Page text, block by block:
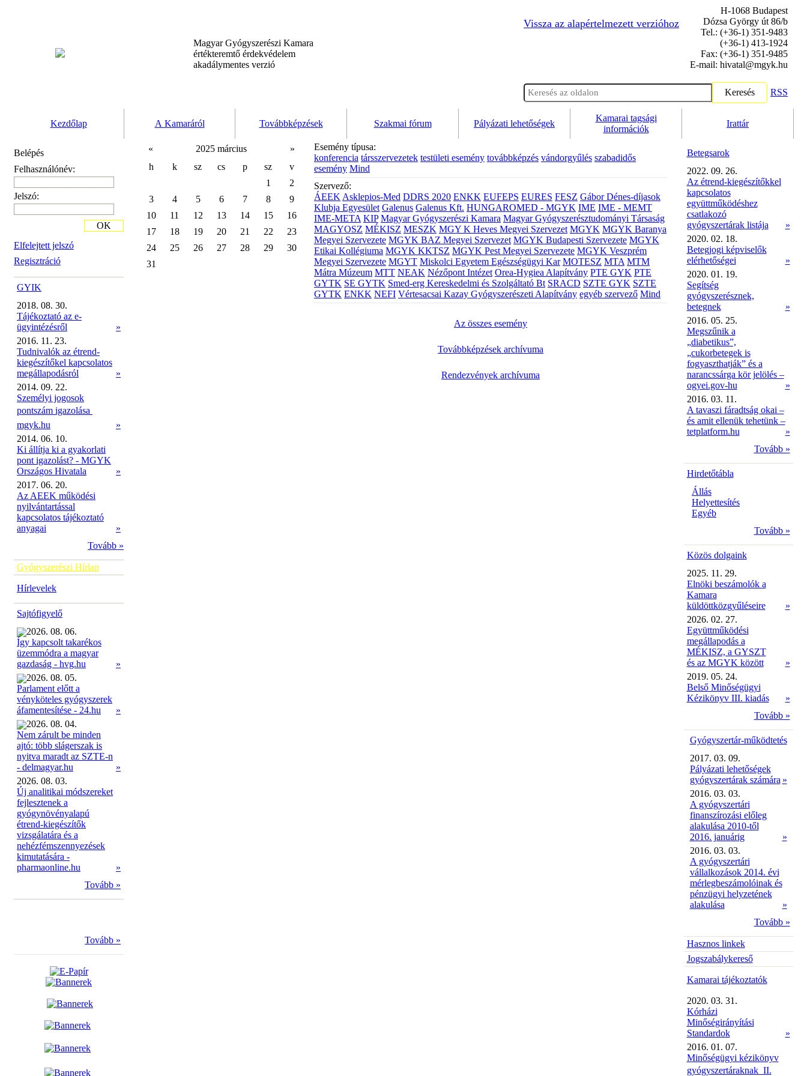
Magyar Gyógyszerészi Kamara
értékteremtő érdekvédelem
akadálymentes verzió
Vissza az alapértelmezett verzióhoz
H-1068 Budapest
Dózsa György út 86/b
Tel.: (+36-1) 351-9483
(+36-1) 413-1924
Fax: (+36-1) 351-9485
E-mail: hivatal@mgyk.hu
Keresés RSS
Kezdőlap A Kamaráról Továbbképzések Szakmai fórum Pályázati lehetőségek
Kamarai tagsági
információk
Irattár
Belépés
Felhasználónév:
Jelszó:
Elfelejtett jelszó
Regisztráció
OK
GYIK
2018. 08. 30.
Tájékoztató az e-
ügyintézésről
»
2016. 11. 23.
Tudnivalók az étrend-
kiegészítőkel kapcsolatos
megállapodásról
»
2014. 09. 22.
Személyi jogosok
pontszám igazolása 
mgyk.hu
»
2014. 06. 10.
Ki állítja ki a gyakorlati
pont igazolást? - MGYK
Országos Hivatala
»
2017. 06. 20.
Az AEEK működési
nyilvántartással
kapcsolatos tájékoztató
anyagai
»
Tovább »
Gyógyszerészi Hírlap
Hírlevelek
Sajtófigyelő
2026. 08. 06.
Így kapcsolt takarékos
üzemmódra a magyar
gazdaság - hvg.hu
»
2026. 08. 05.
Parlament előtt a
vényköteles gyógyszerek
áfamentesítése - 24.hu
»
2026. 08. 04.
Nem zárult be minden
ajtó: több slágerszak is
nyitva maradt az SZTE-n
- delmagyar.hu
»
2026. 08. 03.
Új analitikai módszereket
fejlesztenek a
gyógynövényalapú
étrend-kiegészítők
vizsgálatára és a
nehézfémszennyezések
kimutatására -
pharmaonline.hu
»
Tovább »
Tovább »
« 2025 március
»
h
k sz cs p sz
v
1
2
3
4 5 6 7 8
9
10
11 12 13 14 15
16
17
18 19 20 21 22
23
24
25 26 27 28 29
30
31
Esemény típusa:
konferencia társszervezetek testületi esemény továbbképzés vándorgyűlés szabadidős
esemény Mind
Szervező:
ÁEEK Asklepios-Med DDRS 2020 ENKK EUFEPS EURES FESZ Gábor Dénes-díjasok
Klubja Egyesület Galenus Galenus Kft. HUNGAROMED - MGYK IME IME - MEMT
IME-META KIP Magyar Gyógyszerészi Kamara Magyar Gyógyszerésztudományi Társaság
MAGYOSZ MÉKISZ MESZK MGY K Heves Megyei Szervezet MGYK MGYK Baranya
Megyei Szervezete MGYK BAZ Megyei Szervezet MGYK Budapesti Szervezete MGYK
Etikai Kollégiuma MGYK KKTSZ MGYK Pest Megyei Szervezete MGYK Veszprém
Megyei Szervezete MGYT Miskolci Egyetem Egészségügyi Kar MOTESZ MTA MTM
Mátra Múzeum MTT NEAK Nézőpont Intézet Orea-Hygiea Alapítvány PTE GYK PTE
GYTK SE GYTK Smed-erg Kereskedelmi és Szolgáltató Bt SRACD SZTE GYK SZTE
GYTK ENKK NEFI Vértesacsai Kazay Gyógyszerészeti Alapítvány egyéb szervező Mind
Az összes esemény
Továbbképzések archívuma
Rendezvények archívuma
Betegsarok
2022. 09. 26.
Az étrend-kiegészítőkkel
kapcsolatos
együttműködéshez
csatlakozó
gyógyszertárak listája
»
2020. 02. 18.
Betegjogi képviselők
elérhetőségei
»
2020. 01. 19.
Segítség
gyógyszerésznek,
betegnek
»
2016. 05. 25.
Megszűnik a
„diabetikus”,
„cukorbetegek is
fogyaszthatják” és a
narancssárga kör jelölés –
ogyei.gov-hu
»
2016. 03. 11.
A tavaszi fáradtság okai –
és amit ellenük tehetünk –
tetplatform.hu
»
Tovább »
Hirdetőtábla
Állás
Helyettesítés
Egyéb
Tovább »
Közös dolgaink
2025. 11. 29.
Elnöki beszámolók a
Kamara
küldöttközgyűléseire
»
2026. 02. 27.
Együttműködési
megállapodás a
MÉKISZ, a GYSZT
és az MGYK között
»
2019. 05. 24.
Belső Minőségügyi
Kézikönyv III. kiadás
»
Tovább »
Gyógyszertár-működtetés
2017. 03. 09.
Pályázati lehetőségek
gyógyszertárak számára »
2016. 03. 03.
A gyógyszertári
finanszírozási előleg
alakulása 2010-től
2016. januárig
»
2016. 03. 03.
A gyógyszertári
vállalkozások 2014. évi
mérlegbeszámolóinak és
pénzügyi helyzetének
alakulása
»
Tovább »
Hasznos linkek
Jogszabálykereső
Kamarai tájékoztatók
2020. 03. 31.
Kórházi
Minőségirányítási
Standardok
»
2016. 01. 07.
Minőségügyi kézikönyv
gyógyszertáraknak  II.